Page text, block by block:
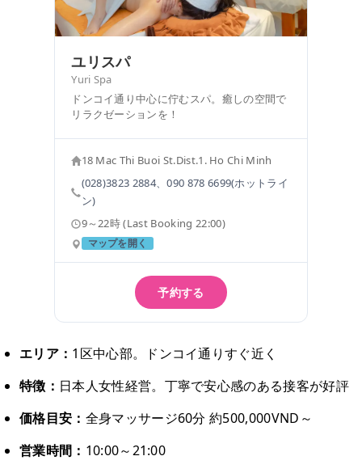
ユリスパ
Yuri Spa
ドンコイ通り中心に佇むスパ。癒しの空間で
リラクゼーションを！
18 Mac Thi Buoi St.Dist.1. Ho Chi Minh
(028)3823 2884、090 878 6699(ホットライ
ン)
9～22時 (Last Booking 22:00)
マップを開く
予約する
エリア： 1区中心部。ドンコイ通りすぐ近く
特徴： 日本人女性経営。丁寧で安心感のある接客が好評
価格目安： 全身マッサージ60分 約500,000VND～
営業時間： 10:00～21:00